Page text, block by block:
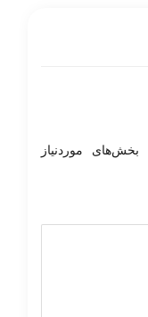
بخش‌های موردنیاز